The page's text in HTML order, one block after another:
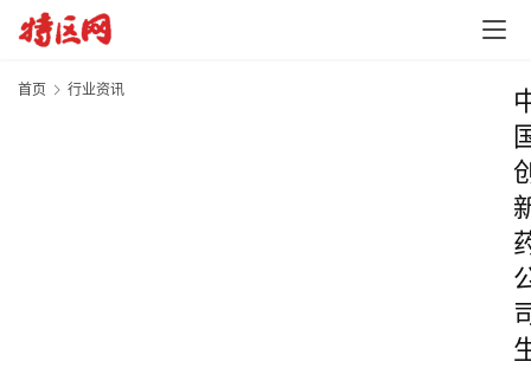
首页 行业资讯